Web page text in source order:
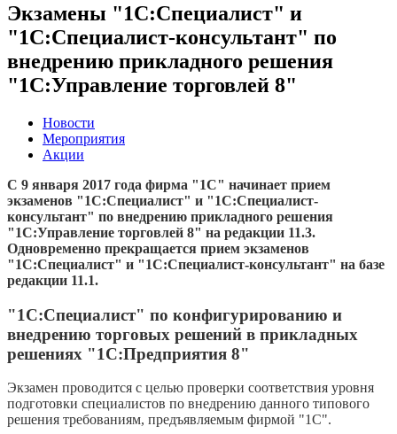
Экзамены "1С:Специалист" и
"1С:Специалист-консультант" по
внедрению прикладного решения
"1С:Управление торговлей 8"
Новости
Мероприятия
Акции
С 9 января 2017 года фирма "1С" начинает прием
экзаменов "1С:Специалист" и "1С:Специалист-
консультант" по внедрению прикладного решения
"1С:Управление торговлей 8" на редакции 11.3.
Одновременно прекращается прием экзаменов
"1С:Специалист" и "1С:Специалист-консультант" на базе
редакции 11.1.
"1С:Специалист" по конфигурированию и
внедрению торговых решений в прикладных
решениях "1С:Предприятия 8"
Экзамен проводится с целью проверки соответствия уровня
подготовки специалистов по внедрению данного типового
решения требованиям, предъявляемым фирмой "1С".